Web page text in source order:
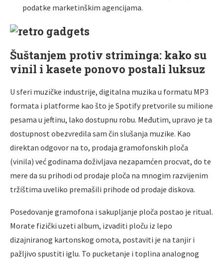
podatke marketinškim agencijama.
Šuštanjem protiv striminga: kako su
vinil i kasete ponovo postali luksuz
U sferi muzičke industrije, digitalna muzika u formatu MP3
formata i platforme kao što je Spotify pretvorile su milione
pesama u jeftinu, lako dostupnu robu. Međutim, upravo je ta
dostupnost obezvredila sam čin slušanja muzike. Kao
direktan odgovor na to, prodaja gramofonskih ploča
(vinila) već godinama doživljava nezapamćen procvat, do te
mere da su prihodi od prodaje ploča na mnogim razvijenim
tržištima uveliko premašili prihode od prodaje diskova.
Posedovanje gramofona i sakupljanje ploča postao je ritual.
Morate fizički uzeti album, izvaditi ploču iz lepo
dizajniranog kartonskog omota, postaviti je na tanjir i
pažljivo spustiti iglu. To pucketanje i toplina analognog